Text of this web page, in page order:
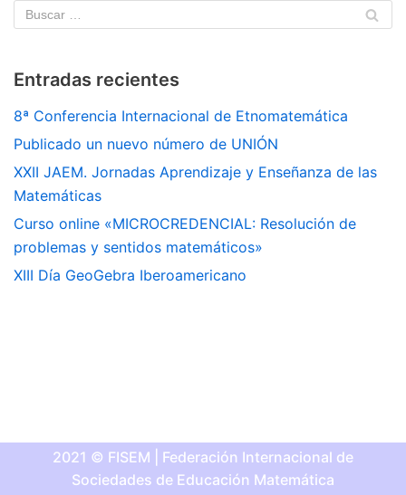
Entradas recientes
8ª Conferencia Internacional de Etnomatemática
Publicado un nuevo número de UNIÓN
XXII JAEM. Jornadas Aprendizaje y Enseñanza de las
Matemáticas
Curso online «MICROCREDENCIAL: Resolución de
problemas y sentidos matemáticos»
XIII Día GeoGebra Iberoamericano
2021 © FISEM | Federación Internacional de
Sociedades de Educación Matemática